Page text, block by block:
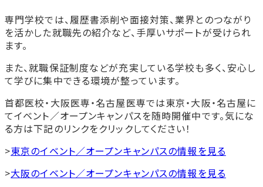
専門学校では、履歴書添削や面接対策、業界とのつながり
を活かした就職先の紹介など、手厚いサポートが受けられ
ます。
また、就職保証制度などが充実している学校も多く、安心し
て学びに集中できる環境が整っています。
首都医校・大阪医専・名古屋医専では東京・大阪・名古屋に
てイベント／オープンキャンパスを随時開催中です。気にな
る方は下記のリンクをクリックしてください！
>東京のイベント／オープンキャンパスの情報を見る
>大阪のイベント／オープンキャンパスの情報を見る